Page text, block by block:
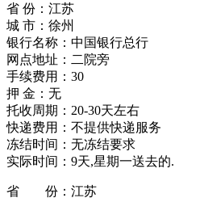
省 份：江苏
城 市：徐州
银行名称：中国银行总行
网点地址：二院旁
手续费用：30
押 金：无
托收周期：20-30天左右
快递费用：不提供快递服务
冻结时间：无冻结要求
实际时间：9天,星期一送去的.
省 份：江苏